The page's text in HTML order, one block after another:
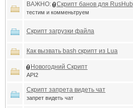
ВАЖНО: Скрипт банов для RusHub
тестим и комменьтруем
Скрипт загрузки файла
Как вызвать bash скрипт из Lua
Новогодний Скрипт
API2
Скрипт запрета видеть чат
запрет видеть чат